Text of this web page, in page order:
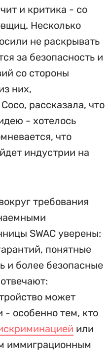
и критика - со
Несколько
не раскрывать
за безопасность и
со стороны
них,
рассказала, что
- хотелось
что
индустрии на
требования
SWAC уверены:
понятные
и более безопасные
может
- особенно тем, кто
или
иммиграционным